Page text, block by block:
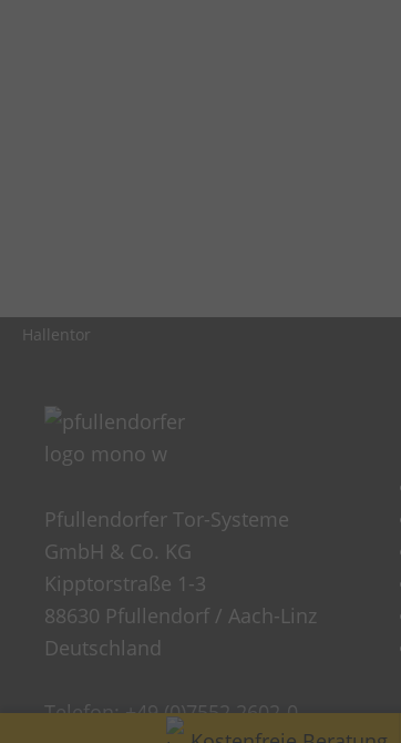
Hallentor
Pfullendorfer Tor-Systeme
GmbH & Co. KG
Kipptorstraße 1-3
88630 Pfullendorf / Aach-Linz
Deutschland
Telefon:+49 (0)7552 2602-0